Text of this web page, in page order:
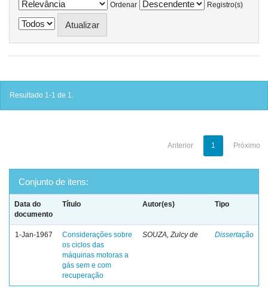
Ordenar
Registro(s)
Resultado 1-1 de 1.
Anterior 1 Próximo
Conjunto de itens:
Data do
documento
Título Autor(es) Tipo
1-Jan-1967
Considerações sobre
os ciclos das
máquinas motoras a
gás sem e com
recuperação
SOUZA, Zulcy de Dissertação